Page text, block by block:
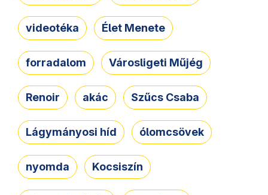
videotéka Élet Menete
forradalom Városligeti Műjég
Renoir akác Szűcs Csaba
Lágymányosi híd ólomcsövek
nyomda Kocsiszín